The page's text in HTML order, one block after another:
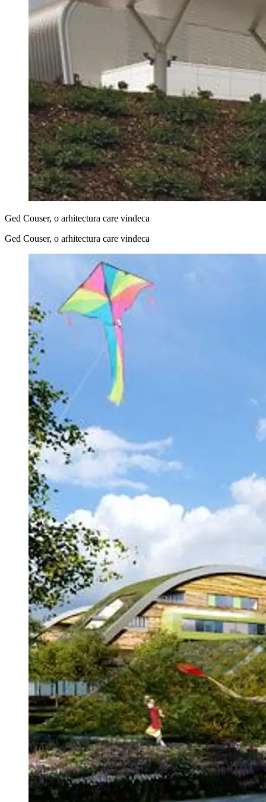
Ged Couser, o arhitectura care vindeca
Ged Couser, o arhitectura care vindeca